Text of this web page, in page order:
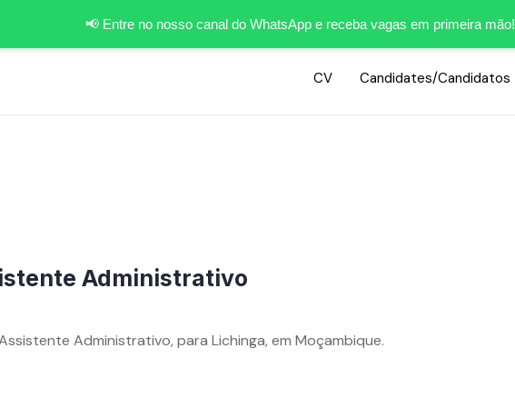
📢 Entre no nosso canal do WhatsApp e receba vagas em primeira mão!
CV Candidates/Candidatos
Administrativo
Administrativo, para Lichinga, em Moçambique.